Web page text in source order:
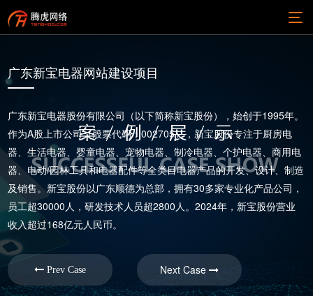
广东新宝电器网站建设项目
广东新宝电器股份有限公司（以下简称新宝股份），始创于1995年。
作为A股上市公司（股票代码：002705），新宝股份专注于厨房电
器、生活电器、婴童电器、宠物电器、制冷电器、个护电器、商用电
器、电动/园林工具和电器配件等全类目电器产品的开发、设计、制造
及销售。新宝股份以广东顺德为总部，拥有30多家专业化产品公司，
员工超30000人，研发技术人员超2800人。2024年，新宝股份营业
收入超过168亿元人民币。
Prev Case Next Case